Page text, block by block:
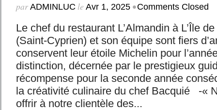
par ADMINLUC le Avr 1, 2025 •Comments Closed
Le chef du restaurant L’Almandin à L’Île
(Saint-Cyprien) et son équipe sont fiers
conservent leur étoile Michelin pour
distinction, décernée par le prestigieux
récompense pour la seconde année
la créativité culinaire du chef Bacquié -«
offrir à notre clientèle des...